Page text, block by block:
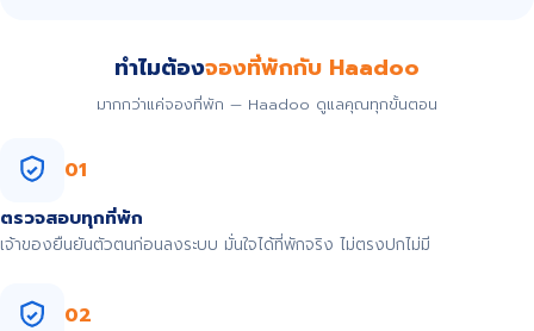
ทำไมต้องจองที่พักกับ Haadoo
มากกว่าแค่จองที่พัก — Haadoo ดูแลคุณทุกขั้นตอน
01
ตรวจสอบทุกที่พัก
เจ้าของยืนยันตัวตนก่อนลงระบบ มั่นใจได้ที่พักจริง ไม่ตรงปกไม่มี
02